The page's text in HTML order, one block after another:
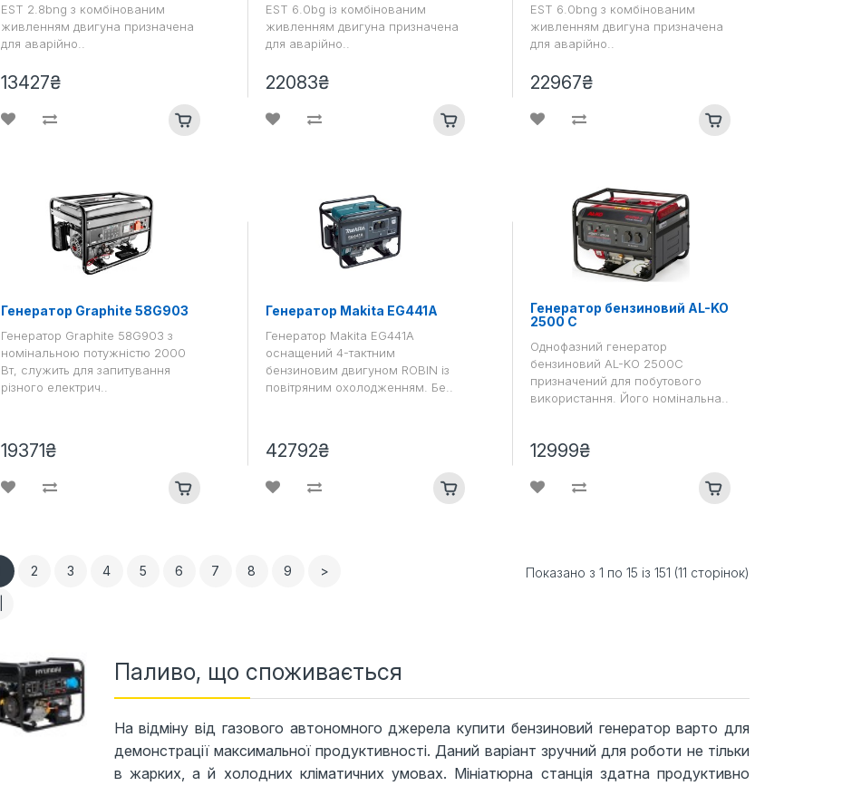
EST 2.8bng з комбінованим
живленням двигуна призначена
для аварійно..
13427₴
EST 6.0bg із комбінованим
живленням двигуна призначена
для аварійно..
22083₴
EST 6.0bng з комбінованим
живленням двигуна призначена
для аварійно..
22967₴
Генератор Graphite 58G903
Генератор Graphite 58G903 з
номінальною потужністю 2000
Вт, служить для запитування
різного електрич..
19371₴
Генератор Makita EG441A
Генератор Makita EG441A
оснащений 4-тактним
бензиновим двигуном ROBIN із
повітряним охолодженням. Бе..
42792₴
Генератор бензиновий AL-KO
2500 C
Однофазний генератор
бензиновий AL-KO 2500C
призначений для побутового
використання. Його номінальна..
12999₴
2 3 4 5 6 7 8 9 > Показано з 1 по 15 із 151 (11 сторінок)
Паливо, що споживається
На відміну від газового автономного джерела купити бензиновий генератор варто для
демонстрації максимальної продуктивності. Даний варіант зручний для роботи не тільки
в жарких, а й холодних кліматичних умовах. Мініатюрна станція здатна продуктивно